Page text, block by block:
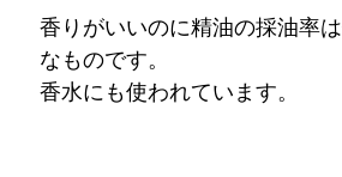
香りがいいのに精油の採油率
なものです。
香水にも使われています。